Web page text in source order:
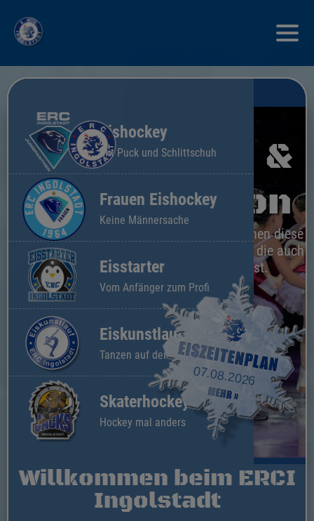
07.08.2026
Eishockey
Mit Puck und Schlittschuh
Frauen Eishockey
Keine Männersache
Eisstarter
Vom Anfänger zum Profi
Eiskunstlauf
Tanzen auf der Eisfläche
Skaterhockey
Hockey mal anders
Eleganz &
Präzision
Der Axel und Pirouetten machen diese
ganz besondere Sportart aus, die auch
bei Olympia zu finden ist.
Willkommen beim ERCI
Ingolstadt